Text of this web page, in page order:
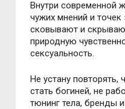
Внутри современной
чужих мнений и точек
сковывают и
природную
сексуальность.
Не устану повторять,
стать богиней, не
тюнинг тела, бренды